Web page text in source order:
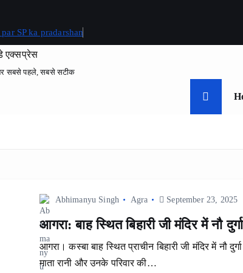
SP ka pradarshan
सबसे पहले, सबसे सटीक
Abhimanyu Singh Agra September 23, 2025
आगरा: बाह स्थित बिहारी जी मंदिर में नौ
आगरा। कस्बा बाह स्थित प्राचीन बिहारी जी मंदिर में नौ
माता रानी और उनके परिवार की…